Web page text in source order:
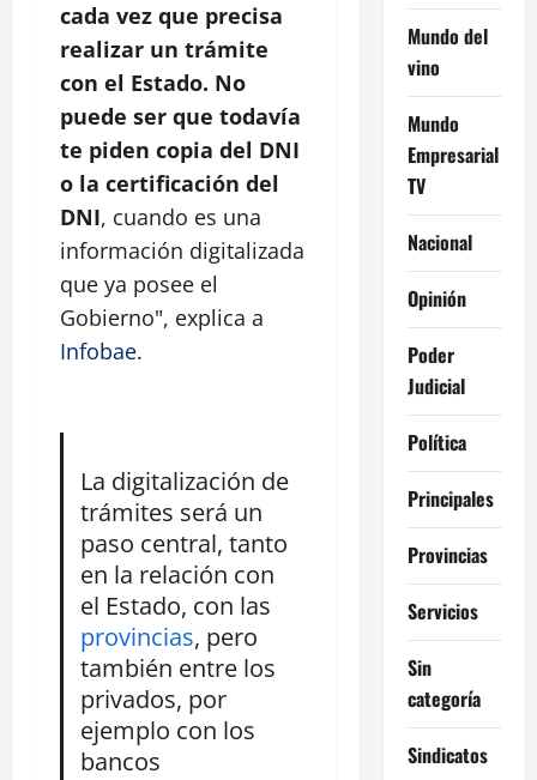
cada vez que precisa
realizar un trámite
con el Estado. No
puede ser que todavía
te piden copia del DNI
o la certificación del
DNI, cuando es una
información digitalizada
que ya posee el
Gobierno", explica a
Infobae.
La digitalización de
trámites será un
paso central, tanto
en la relación con
el Estado, con las
provincias, pero
también entre los
privados, por
ejemplo con los
bancos
Mundo del
vino
Mundo
Empresarial
TV
Nacional
Opinión
Poder
Judicial
Política
Principales
Provincias
Servicios
Sin
categoría
Sindicatos